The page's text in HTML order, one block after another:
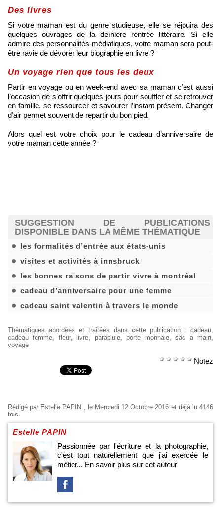
Des livres
Si votre maman est du genre studieuse, elle se réjouira des
quelques ouvrages de la dernière rentrée littéraire. Si elle
admire des personnalités médiatiques, votre maman sera peut-
être ravie de dévorer leur biographie en livre ?
Un voyage rien que tous les deux
Partir en voyage ou en week-end avec sa maman c’est aussi
l’occasion de s’offrir quelques jours pour souffler et se retrouver
en famille, se ressourcer et savourer l’instant présent. Changer
d’air permet souvent de repartir du bon pied.
Alors quel est votre choix pour le cadeau d’anniversaire de
votre maman cette année ?
SUGGESTION DE PUBLICATIONS
DISPONIBLE DANS LA MÊME THÉMATIQUE
les formalités d’entrée aux états-unis
visites et activités à innsbruck
les bonnes raisons de partir vivre à montréal
cadeau d’anniversaire pour une femme
cadeau saint valentin à travers le monde
Thèmatiques abordées et traitées dans cette publication: cadeau
cadeau femme
fleur, livre parapluie, porte monnaie,sac a main
voyage
Notez
Rédigé par Estelle PAPIN , le Mercredi 12 Octobre 2016 et déjà lu 4146
fois.
Estelle PAPIN
Passionnée par l'écriture et la photographie,
c'est tout naturellement que j'ai exercée le
métier... En savoir plus sur cet auteur